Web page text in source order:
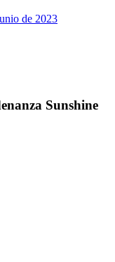
de 2023
Sunshine